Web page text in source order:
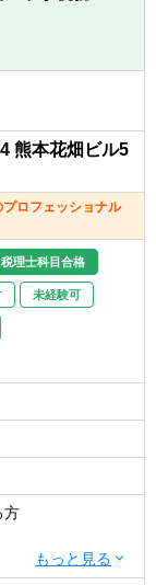
熊本花畑ビル5
ロフェッショナル
税理士科目合格
未経験可
方